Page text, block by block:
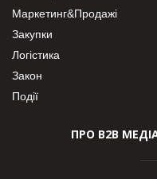
Маркетинг&Продажі
Закупки
Логістика
Закон
Події
ПРО В2В